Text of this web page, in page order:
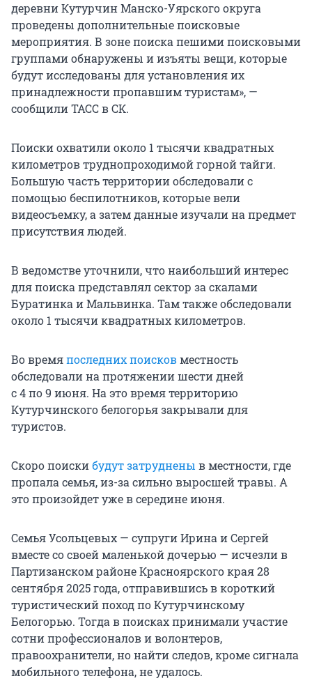
деревни Кутурчин Манско-Уярского округа
проведены дополнительные поисковые
мероприятия. В зоне поиска пешими поисковыми
группами обнаружены и изъяты вещи, которые
будут исследованы для установления их
принадлежности пропавшим туристам», —
сообщили ТАСС в СК.
Поиски охватили около 1 тысячи квадратных
километров труднопроходимой горной тайги.
Большую часть территории обследовали с
помощью беспилотников, которые вели
видеосъемку, а затем данные изучали на предмет
присутствия людей.
В ведомстве уточнили, что наибольший интерес
для поиска представлял сектор за скалами
Буратинка и Мальвинка. Там также обследовали
около 1 тысячи квадратных километров.
Во времяпоследних поисковместность
обследовали на протяжении шести дней
с 4 по 9 июня. На это время территорию
Кутурчинского белогорья закрывали для
туристов.
Скоро поискибудут затруднены в местности, где
пропала семья, из-за сильно выросшей травы. А
это произойдет уже в середине июня.
Семья Усольцевых — супруги Ирина и Сергей
вместе со своей маленькой дочерью — исчезли в
Партизанском районе Красноярского края 28
сентября 2025 года, отправившись в короткий
туристический поход по Кутурчинскому
Белогорью. Тогда в поисках принимали участие
сотни профессионалов и волонтеров,
правоохранители, но найти следов, кроме сигнала
мобильного телефона, не удалось.